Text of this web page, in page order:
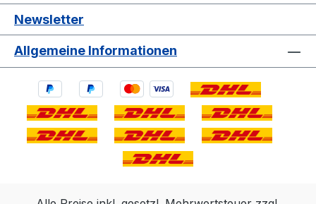
Newsletter
Allgemeine Informationen